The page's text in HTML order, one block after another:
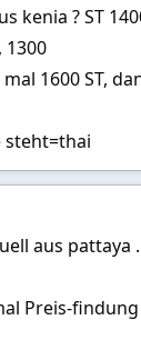
kenia ? ST
1300
1600 ST,
steht=thai
aus pattaya
Preis-